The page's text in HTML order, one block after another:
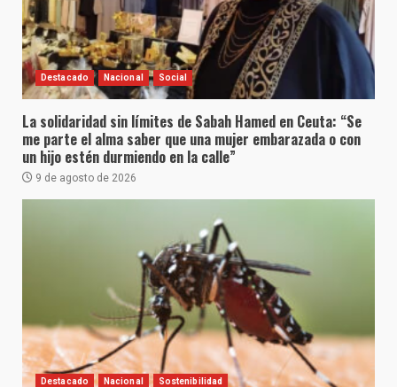
Destacado Nacional Social
La solidaridad sin límites de Sabah Hamed en Ceuta: “Se
me parte el alma saber que una mujer embarazada o con
un hijo estén durmiendo en la calle”
9 de agosto de 2026
Destacado Nacional Sostenibilidad